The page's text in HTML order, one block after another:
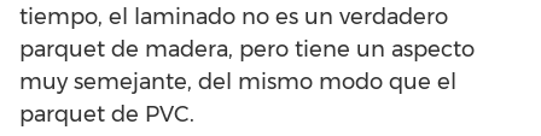
tiempo, el laminado no es un verdadero
parquet de madera, pero tiene un aspecto
muy semejante, del mismo modo que el
parquet de PVC.